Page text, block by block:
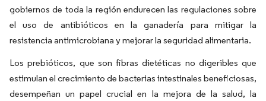
gobiernos de toda la región endurecen las regulaciones sobre
el uso de antibióticos en la ganadería para mitigar la
resistencia antimicrobiana y mejorar la seguridad alimentaria.
Los prebióticos, que son fibras dietéticas no digeribles que
estimulan el crecimiento de bacterias intestinales beneficiosas,
desempeñan un papel crucial en la mejora de la salud, la